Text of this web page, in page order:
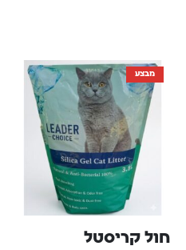
מבצע
חול קריסטל